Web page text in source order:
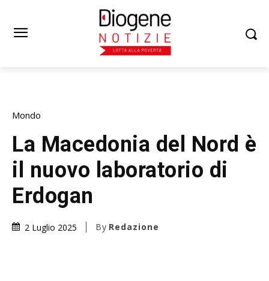
Mondo
La Macedonia del Nord è
il nuovo laboratorio di
Erdogan
2 Luglio 2025 By Redazione